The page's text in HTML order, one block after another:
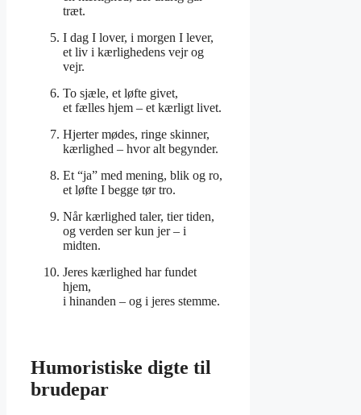
træt.
I dag I lover, i morgen I lever,
et liv i kærlighedens vejr og
vejr.
To sjæle, et løfte givet,
et fælles hjem – et kærligt livet.
Hjerter mødes, ringe skinner,
kærlighed – hvor alt begynder.
Et “ja” med mening, blik og ro,
et løfte I begge tør tro.
Når kærlighed taler, tier tiden,
og verden ser kun jer – i
midten.
Jeres kærlighed har fundet
hjem,
i hinanden – og i jeres stemme.
Humoristiske digte til
brudepar